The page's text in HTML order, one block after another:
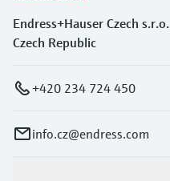
Endress+Hauser Czech s.r.o.
Czech Republic
+420 234 724 450
info.cz@endress.com